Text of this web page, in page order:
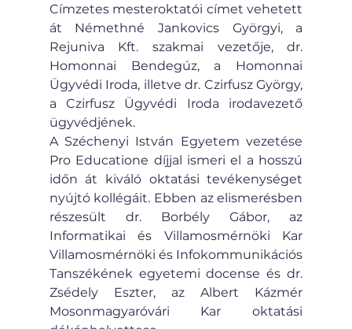
Címzetes mesteroktatói címet vehetett
át Némethné Jankovics Györgyi, a
Rejuniva Kft. szakmai vezetője, dr.
Homonnai Bendegúz, a Homonnai
Ügyvédi Iroda, illetve dr. Czirfusz György,
a Czirfusz Ügyvédi Iroda irodavezető
ügyvédjének.
A Széchenyi István Egyetem vezetése
Pro Educatione díjjal ismeri el a hosszú
időn át kiváló oktatási tevékenységet
nyújtó kollégáit. Ebben az elismerésben
részesült dr. Borbély Gábor, az
Informatikai és Villamosmérnöki Kar
Villamosmérnöki és Infokommunikációs
Tanszékének egyetemi docense és dr.
Zsédely Eszter, az Albert Kázmér
Mosonmagyaróvári Kar oktatási